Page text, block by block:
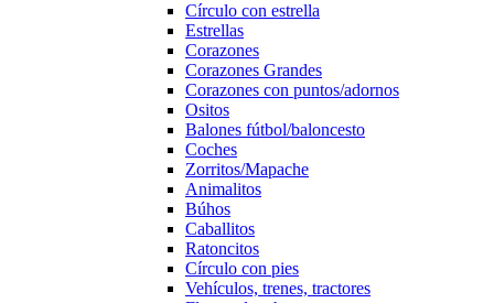
Círculo con estrella
Estrellas
Corazones
Corazones Grandes
Corazones con puntos/adornos
Ositos
Balones fútbol/baloncesto
Coches
Zorritos/Mapache
Animalitos
Búhos
Caballitos
Ratoncitos
Círculo con pies
Vehículos, trenes, tractores